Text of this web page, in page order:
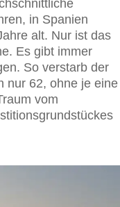
in Spanien
alt. Nur ist das
Es gibt immer
So verstarb der
nur 62, ohne je eine
vom